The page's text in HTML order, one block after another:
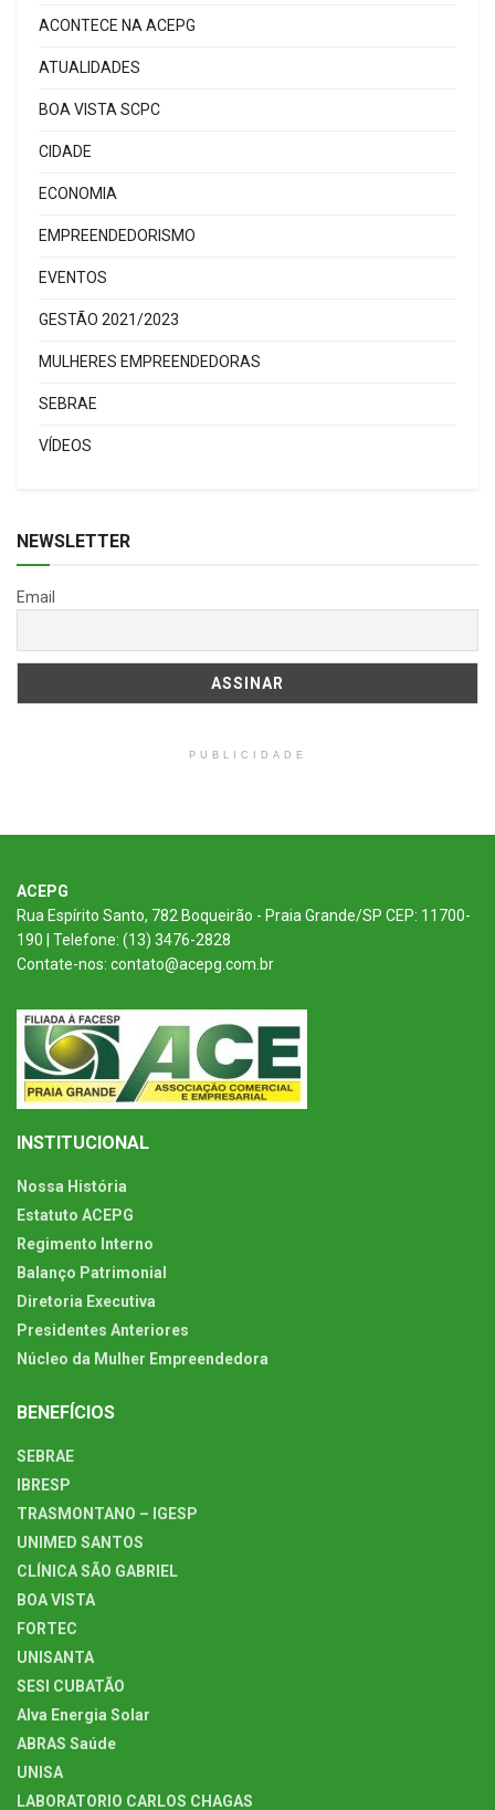
ACONTECE NA ACEPG
ATUALIDADES
BOA VISTA SCPC
CIDADE
ECONOMIA
EMPREENDEDORISMO
EVENTOS
GESTÃO 2021/2023
MULHERES EMPREENDEDORAS
SEBRAE
VÍDEOS
NEWSLETTER
Email
PUBLICIDADE
ACEPG
Rua Espírito Santo, 782 Boqueirão - Praia Grande/SP CEP: 11700-
190 | Telefone: (13) 3476-2828
Contate-nos: contato@acepg.com.br
INSTITUCIONAL
Nossa História
Estatuto ACEPG
Regimento Interno
Balanço Patrimonial
Diretoria Executiva
Presidentes Anteriores
Núcleo da Mulher Empreendedora
BENEFÍCIOS
SEBRAE
IBRESP
TRASMONTANO – IGESP
UNIMED SANTOS
CLÍNICA SÃO GABRIEL
BOA VISTA
FORTEC
UNISANTA
SESI CUBATÃO
Alva Energia Solar
ABRAS Saúde
UNISA
LABORATORIO CARLOS CHAGAS